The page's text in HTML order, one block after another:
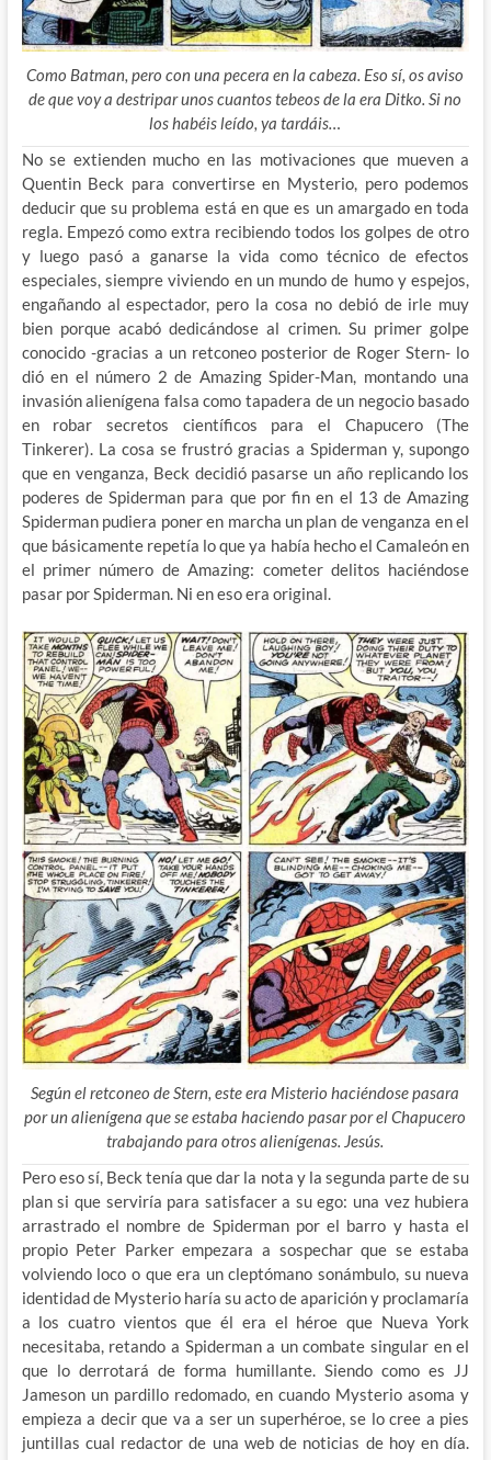
Como Batman, pero con una pecera en la cabeza. Eso sí, os aviso
de que voy a destripar unos cuantos tebeos de la era Ditko. Si no
los habéis leído, ya tardáis…
No se extienden mucho en las motivaciones que mueven a
Quentin Beck para convertirse en Mysterio, pero podemos
deducir que su problema está en que es un amargado en toda
regla. Empezó como extra recibiendo todos los golpes de otro
y luego pasó a ganarse la vida como técnico de efectos
especiales, siempre viviendo en un mundo de humo y espejos,
engañando al espectador, pero la cosa no debió de irle muy
bien porque acabó dedicándose al crimen. Su primer golpe
conocido -gracias a un retconeo posterior de Roger Stern- lo
dió en el número 2 de Amazing Spider-Man, montando una
invasión alienígena falsa como tapadera de un negocio basado
en robar secretos científicos para el Chapucero (The
Tinkerer). La cosa se frustró gracias a Spiderman y, supongo
que en venganza, Beck decidió pasarse un año replicando los
poderes de Spiderman para que por fin en el 13 de Amazing
Spiderman pudiera poner en marcha un plan de venganza en el
que básicamente repetía lo que ya había hecho el Camaleón en
el primer número de Amazing: cometer delitos haciéndose
pasar por Spiderman. Ni en eso era original.
Según el retconeo de Stern, este era Misterio haciéndose pasara
por un alienígena que se estaba haciendo pasar por el Chapucero
trabajando para otros alienígenas. Jesús.
Pero eso sí, Beck tenía que dar la nota y la segunda parte de su
plan si que serviría para satisfacer a su ego: una vez hubiera
arrastrado el nombre de Spiderman por el barro y hasta el
propio Peter Parker empezara a sospechar que se estaba
volviendo loco o que era un cleptómano sonámbulo, su nueva
identidad de Mysterio haría su acto de aparición y proclamaría
a los cuatro vientos que él era el héroe que Nueva York
necesitaba, retando a Spiderman a un combate singular en el
que lo derrotará de forma humillante. Siendo como es JJ
Jameson un pardillo redomado, en cuando Mysterio asoma y
empieza a decir que va a ser un superhéroe, se lo cree a pies
juntillas cual redactor de una web de noticias de hoy en día.